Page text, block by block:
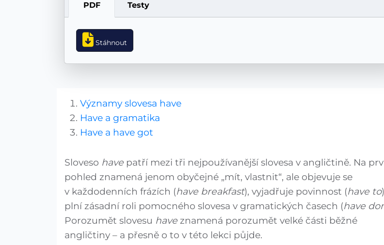
PDF Testy
Stáhnout
Významy slovesa have
Have a gramatika
Have a have got
Sloveso have patří mezi tři nejpoužívanější slovesa v angličtině. Na
pohled znamená jenom obyčejné „mít, vlastnit“, ale objevuje se
v každodenních frázích (have breakfast), vyjadřuje povinnost (have to
plní zásadní roli pomocného slovesa v gramatických časech (have
Porozumět slovesu have znamená porozumět velké části běžné
angličtiny – a přesně o to v této lekci půjde.